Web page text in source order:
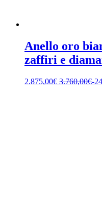
Anello oro
zaffiri e
2.875,00€ 3.760,00€-